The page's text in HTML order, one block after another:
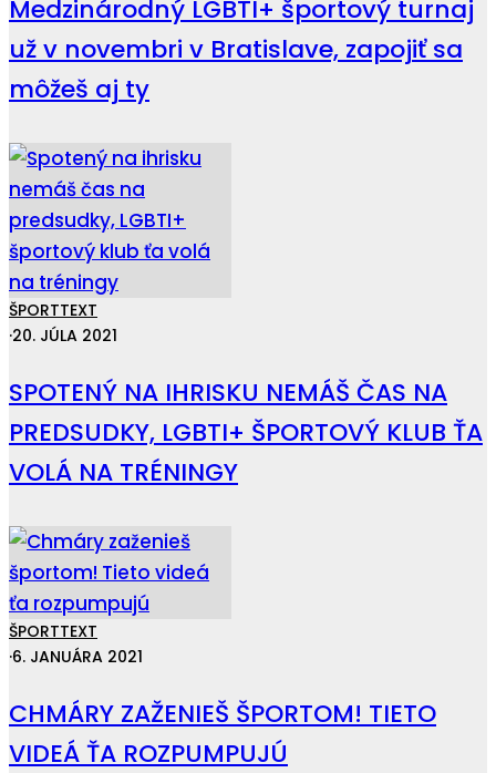
Medzinárodný LGBTI+ športový turnaj
už v novembri v Bratislave, zapojiť sa
môžeš aj ty
ŠPORTTEXT
·20. JÚLA 2021
SPOTENÝ NA IHRISKU NEMÁŠ ČAS NA
PREDSUDKY, LGBTI+ ŠPORTOVÝ KLUB ŤA
VOLÁ NA TRÉNINGY
ŠPORTTEXT
·6. JANUÁRA 2021
CHMÁRY ZAŽENIEŠ ŠPORTOM! TIETO
VIDEÁ ŤA ROZPUMPUJÚ